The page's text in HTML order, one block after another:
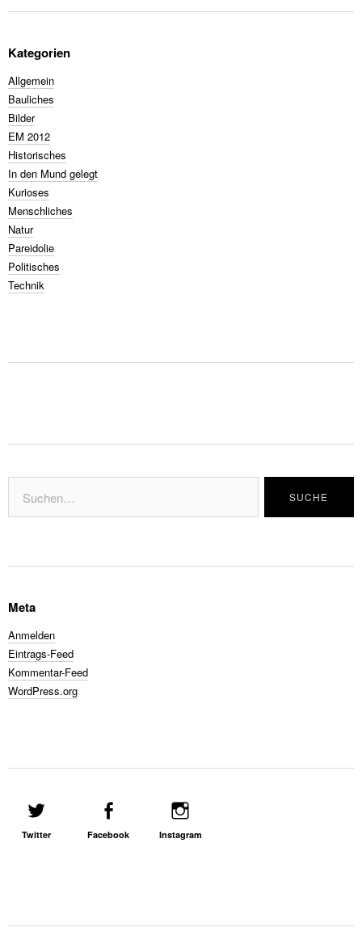
Kategorien
Allgemein
Bauliches
Bilder
EM 2012
Historisches
In den Mund gelegt
Kurioses
Menschliches
Natur
Pareidolie
Politisches
Technik
Meta
Anmelden
Eintrags-Feed
Kommentar-Feed
WordPress.org
Twitter Facebook Instagram